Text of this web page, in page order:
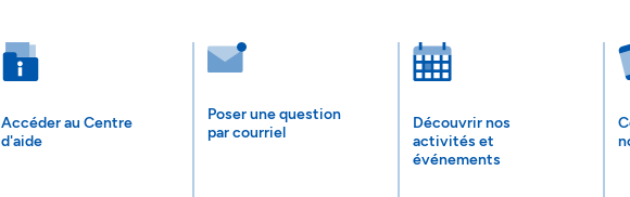
Accéder au Centre
d'aide
Poser une question
par courriel
Découvrir nos
activités et
événements